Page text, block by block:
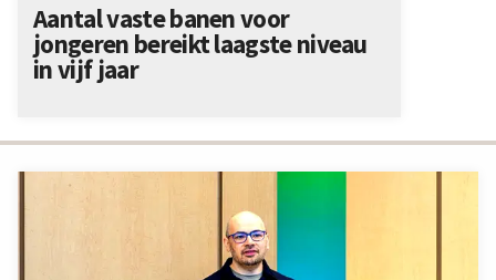
Aantal vaste banen voor
jongeren bereikt laagste niveau
in vijf jaar